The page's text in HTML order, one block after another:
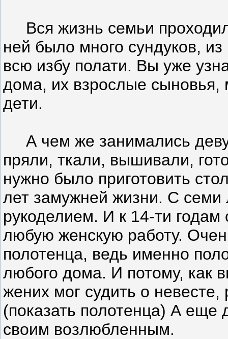
Вся жизнь семьи
ней было много сундуков,
всю избу полати. Вы уже
дома, их взрослые сыновья,
дети.
А чем же занимались
пряли, ткали, вышивали,
нужно было приготовить
лет замужней жизни. С семи
рукоделием. И к 14-ти
любую женскую работу.
полотенца, ведь именно
любого дома. И потому, как
жених мог судить о
(показать полотенца) А еще
своим возлюбленным.